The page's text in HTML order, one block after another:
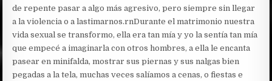
de repente pasar a algo más agresivo, pero siempre sin llegar
a la violencia o a lastimarnos.rnDurante el matrimonio nuestra
vida sexual se transformo, ella era tan mía y yo la sentía tan mía
que empecé a imaginarla con otros hombres, a ella le encanta
pasear en minifalda, mostrar sus piernas y sus nalgas bien
pegadas a la tela, muchas veces salíamos a cenas, o fiestas e